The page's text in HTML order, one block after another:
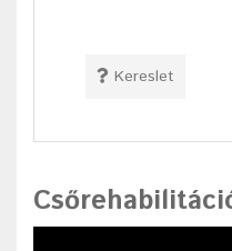
Kereslet